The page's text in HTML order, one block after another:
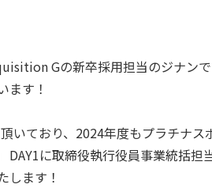
Gの新卒採用担当のジナン
ます！
いており、2024年度もプラチナ
に取締役執行役員事業統括担
します！